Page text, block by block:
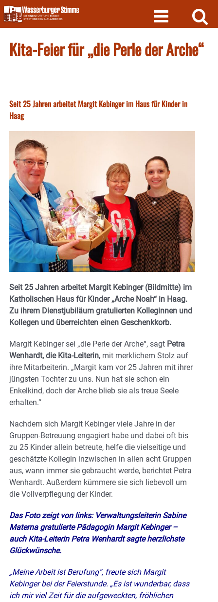
Skip
to
content
Kita-Feier für „die Perle der Arche“
Seit 25 Jahren arbeitet Margit Kebinger im Haus für Kinder in
Haag
Seit 25 Jahren arbeitet Margit Kebinger (Bildmitte) im
Katholischen Haus für Kinder „Arche Noah“ in Haag.
Zu ihrem Dienstjubiläum gratulierten Kolleginnen und
Kollegen und überreichten einen Geschenkkorb.
Margit Kebinger sei „die Perle der Arche“, sagt Petra
Wenhardt, die Kita-Leiterin, mit merklichem Stolz auf
ihre Mitarbeiterin. „Margit kam vor 25 Jahren mit ihrer
jüngsten Tochter zu uns. Nun hat sie schon ein
Enkelkind, doch der Arche blieb sie als treue Seele
erhalten.“
Nachdem sich Margit Kebinger viele Jahre in der
Gruppen-Betreuung engagiert habe und dabei oft bis
zu 25 Kinder allein betreute, helfe die vielseitige und
geschätzte Kollegin inzwischen in allen acht Gruppen
aus, wann immer sie gebraucht werde, berichtet Petra
Wenhardt. Außerdem kümmere sie sich liebevoll um
die Vollverpflegung der Kinder.
Das Foto zeigt von links: Verwaltungsleiterin Sabine
Materna gratulierte Pädagogin Margit Kebinger –
auch Kita-Leiterin Petra Wenhardt sagte herzlichste
Glückwünsche.
„Meine Arbeit ist Berufung“, freute sich Margit
Kebinger bei der Feierstunde. „Es ist wunderbar, dass
ich mir viel Zeit für die aufgeweckten, fröhlichen